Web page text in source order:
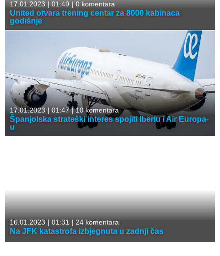
17.01.2023 |01:49 |0 komentara
United otvara trening centar za 8000 kabinaca
godišnje
17.01.2023 | 01:47 |10 komentara
Španjolska strateški interes spojiti Iberiu i Air Europa-
u
16.01.2023 | 01:31 | 24 komentara
Na JFK katastrofa izbjegnuta u zadnji čas